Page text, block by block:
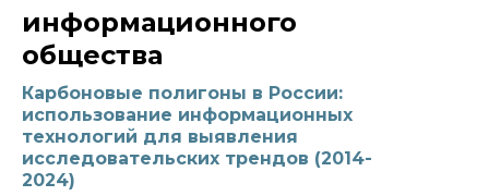
информационного
общества
Карбоновые полигоны в России:
использование информационных
технологий для выявления
исследовательских трендов (2014-
2024)